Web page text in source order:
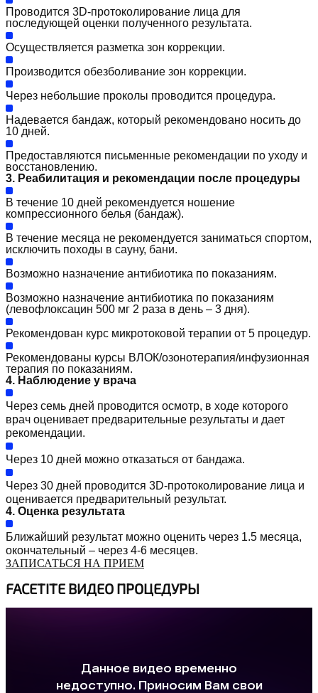
Проводится 3D-протоколирование лица для
последующей оценки полученного результата.
Осуществляется разметка зон коррекции.
Производится обезболивание зон коррекции.
Через небольшие проколы проводится процедура.
Надевается бандаж, который рекомендовано носить до
10 дней.
Предоставляются письменные рекомендации по уходу и
восстановлению.
3. Реабилитация и рекомендации после процедуры
В течение 10 дней рекомендуется ношение
компрессионного белья (бандаж).
В течение месяца не рекомендуется заниматься спортом,
исключить походы в сауну, бани.
Возможно назначение антибиотика по показаниям.
Возможно назначение антибиотика по показаниям
(левофлоксацин 500 мг 2 раза в день – 3 дня).
Рекомендован курс микротоковой терапии от 5 процедур.
Рекомендованы курсы ВЛОК/озонотерапия/инфузионная
терапия по показаниям.
4. Наблюдение у врача
Через семь дней проводится осмотр, в ходе которого
врач оценивает предварительные результаты и дает
рекомендации.
Через 10 дней можно отказаться от бандажа.
Через 30 дней проводится 3D-протоколирование лица и
оценивается предварительный результат.
4. Оценка результата
Ближайший результат можно оценить через 1.5 месяца,
окончательный – через 4-6 месяцев.
ЗАПИСАТЬСЯ НА ПРИЕМ
FACETITE ВИДЕО ПРОЦЕДУРЫ